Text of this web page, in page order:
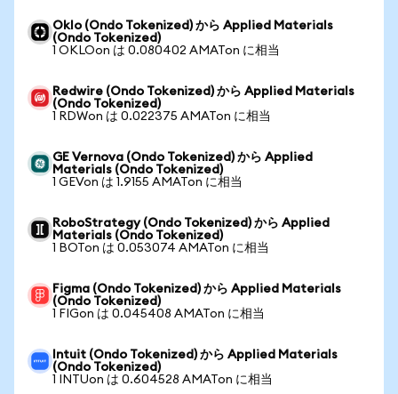
Oklo (Ondo Tokenized) から Applied Materials
(Ondo Tokenized)
1 OKLOon は 0.080402 AMATon に相当
Redwire (Ondo Tokenized) から Applied Materials
(Ondo Tokenized)
1 RDWon は 0.022375 AMATon に相当
GE Vernova (Ondo Tokenized) から Applied
Materials (Ondo Tokenized)
1 GEVon は 1.9155 AMATon に相当
RoboStrategy (Ondo Tokenized) から Applied
Materials (Ondo Tokenized)
1 BOTon は 0.053074 AMATon に相当
Figma (Ondo Tokenized) から Applied Materials
(Ondo Tokenized)
1 FIGon は 0.045408 AMATon に相当
Intuit (Ondo Tokenized) から Applied Materials
(Ondo Tokenized)
1 INTUon は 0.604528 AMATon に相当